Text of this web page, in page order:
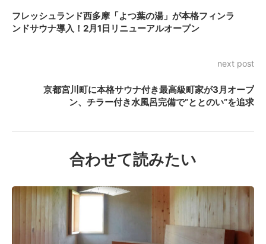
フレッシュランド西多摩「よつ葉の湯」が本格フィンラ
ンドサウナ導入！2月1日リニューアルオープン
next post
京都宮川町に本格サウナ付き最高級町家が3月オープ
ン、チラー付き水風呂完備で”ととのい”を追求
合わせて読みたい